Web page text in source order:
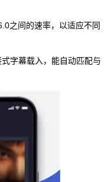
之间的速率，以适应不同
字幕载入，能自动匹配与